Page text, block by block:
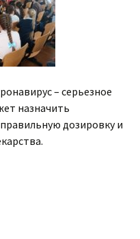
– серьезное
назначить
дозировку и